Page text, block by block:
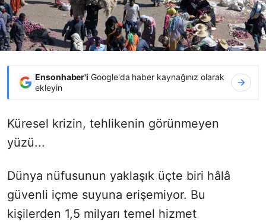
Ensonhaber'i Google'da haber kaynağınız olarak
ekleyin
Küresel krizin, tehlikenin görünmeyen
yüzü...
Dünya nüfusunun yaklaşık üçte biri hâlâ
güvenli içme suyuna erişemiyor. Bu
kişilerden 1,5 milyarı temel hizmet